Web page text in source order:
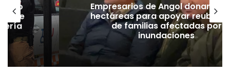
de
Empresarios de Angol donan
hectáreas para apoyar
de familias afectadas por
inundaciones